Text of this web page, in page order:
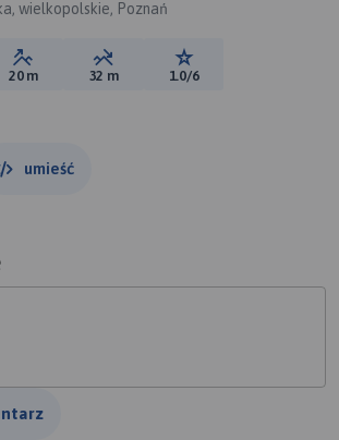
wielkopolskie, Poznań
Suma przewyższeń:
20 m Suma spadków:
32 m Ocena trasy:
1.0/6
umieść